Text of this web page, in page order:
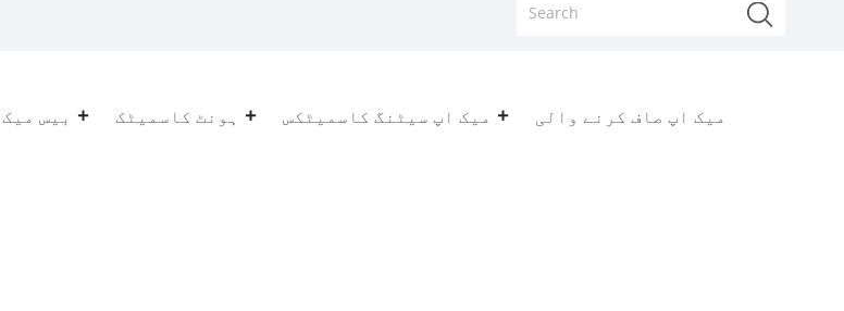
بیس ہونٹ کاسمیٹک میک اپ سیٹنگ کاسمیٹکس میک اپ صاف کرنے والی